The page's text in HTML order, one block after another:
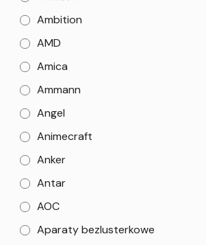
Ambition
AMD
Amica
Ammann
Angel
Animecraft
Anker
Antar
AOC
Aparaty bezlusterkowe